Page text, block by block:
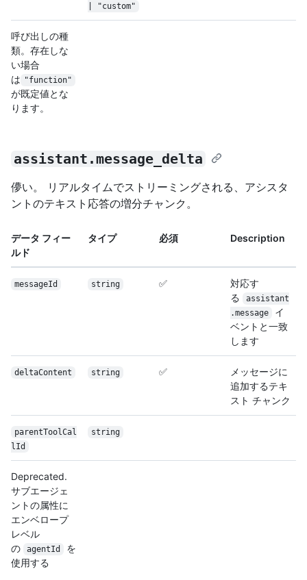
| "custom"
呼び出しの種
類。存在しな
い場合
は "function"
が既定値とな
ります。
assistant.message_delta
儚い。 リアルタイムでストリーミングされる、アシスタ
ントのテキスト応答の増分チャンク。
データ フィー
ルド
タイプ 必須 Description
messageId string ✅
対応す
る
assistant
.message
イ
ベントと一致
します
deltaContent string ✅
メッセージに
追加するテキ
スト チャンク
parentToolCal
lId
string
Deprecated.
サブエージェ
ントの属性に
エンベロープ
レベル
の
agentId
を
使用する